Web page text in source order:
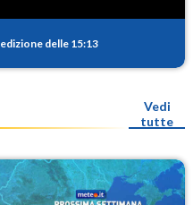
edizione delle 15:13
Vedi
tutte